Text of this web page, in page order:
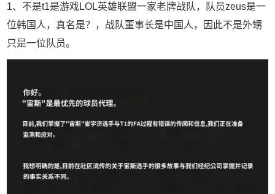
1、不是t1是游戏LOL英雄联盟一家老牌战队，队员zeus是一
位韩国人，真名是？，战队董事长是中国人，因此不是外甥
只是一位队员。